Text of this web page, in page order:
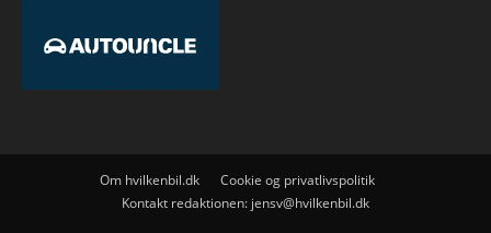
Om hvilkenbil.dk
Cookie og privatlivspolitik
Kontakt redaktionen: jensv@hvilkenbil.dk